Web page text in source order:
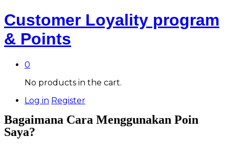
Customer Loyality program
& Points
0
No products in the cart.
Log in Register
Bagaimana Cara Menggunakan Poin
Saya?